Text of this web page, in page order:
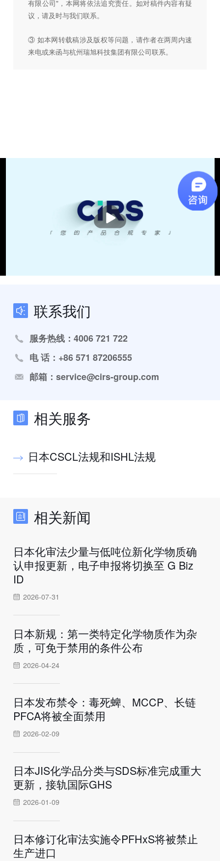
有限公司"，本网将依法追究责任。如对稿件内容有疑
议，请及时与我们联系。
③ 如本网转载稿涉及版权等问题，请作者在两周内速
来电或来函与杭州瑞旭科技集团有限公司联系。
播
放
联系我们
服务热线：4006 721 722
电 话：+86 571 87206555
邮箱：service@cirs-group.com
相关服务
日本CSCL法规和ISHL法规
相关新闻
日本化审法少量与低吨位新化学物质确
认申报更新，电子申报将切换至 G Biz
ID
2026-07-31
日本新规：第一类特定化学物质作为杂
质，可免于禁用的条件公布
2026-04-24
日本发布禁令：毒死蜱、MCCP、长链
PFCA将被全面禁用
2026-02-09
日本JIS化学品分类与SDS标准完成重大
更新，接轨国际GHS
2026-01-09
日本修订化审法实施令PFHxS将被禁止
生产进口